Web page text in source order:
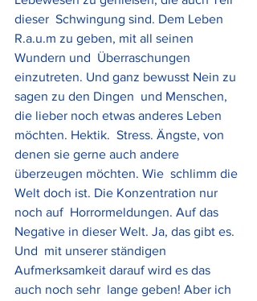
dieser  Schwingung sind. Dem Leben
R.a.u.m zu geben, mit all seinen
Wundern und  Überraschungen
einzutreten. Und ganz bewusst Nein zu
sagen zu den Dingen  und Menschen,
die lieber noch etwas anderes Leben
möchten. Hektik.  Stress. Ängste, von
denen sie gerne auch andere
überzeugen möchten. Wie  schlimm die
Welt doch ist. Die Konzentration nur
noch auf  Horrormeldungen. Auf das
Negative in dieser Welt. Ja, das gibt es.
Und  mit unserer ständigen
Aufmerksamkeit darauf wird es das
auch noch sehr  lange geben! Aber ich